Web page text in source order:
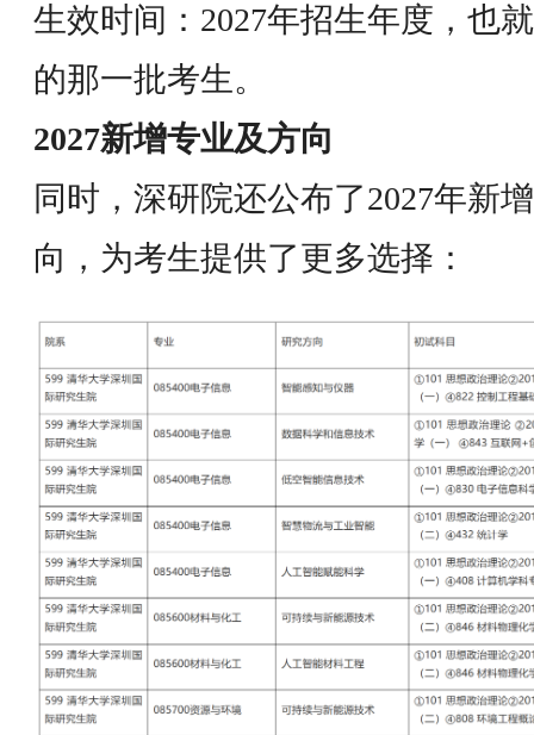
生效时间：2027年招生年度，也
的那一批考生。
2027新增专业及方向
同时，深研院还公布了2027年新
向，为考生提供了更多选择：